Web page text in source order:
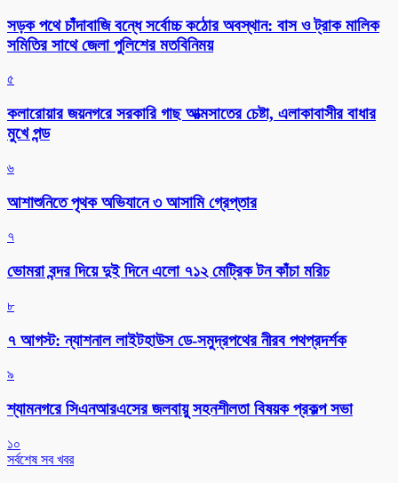
সড়ক পথে চাঁদাবাজি বন্ধে সর্বোচ্চ কঠোর অবস্থান: বাস ও ট্রাক মালিক
সমিতির সাথে জেলা পুলিশের মতবিনিময়
৫
কলারোয়ার জয়নগরে সরকারি গাছ আত্মসাতের চেষ্টা, এলাকাবাসীর বাধার
মুখে পন্ড
৬
আশাশুনিতে পৃথক অভিযানে ৩ আসামি গ্রেপ্তার
৭
ভোমরা বন্দর দিয়ে দুই দিনে এলো ৭১২ মেট্রিক টন কাঁচা মরিচ
৮
৭ আগস্ট: ন্যাশনাল লাইটহাউস ডে-সমুদ্রপথের নীরব পথপ্রদর্শক
৯
শ্যামনগরে সিএনআরএসের জলবায়ু সহনশীলতা বিষয়ক প্রকল্প সভা
১০
সর্বশেষ সব খবর